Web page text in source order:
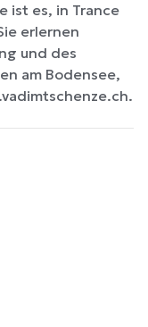
ist es, in Trance
erlernen
und des
am Bodensee,